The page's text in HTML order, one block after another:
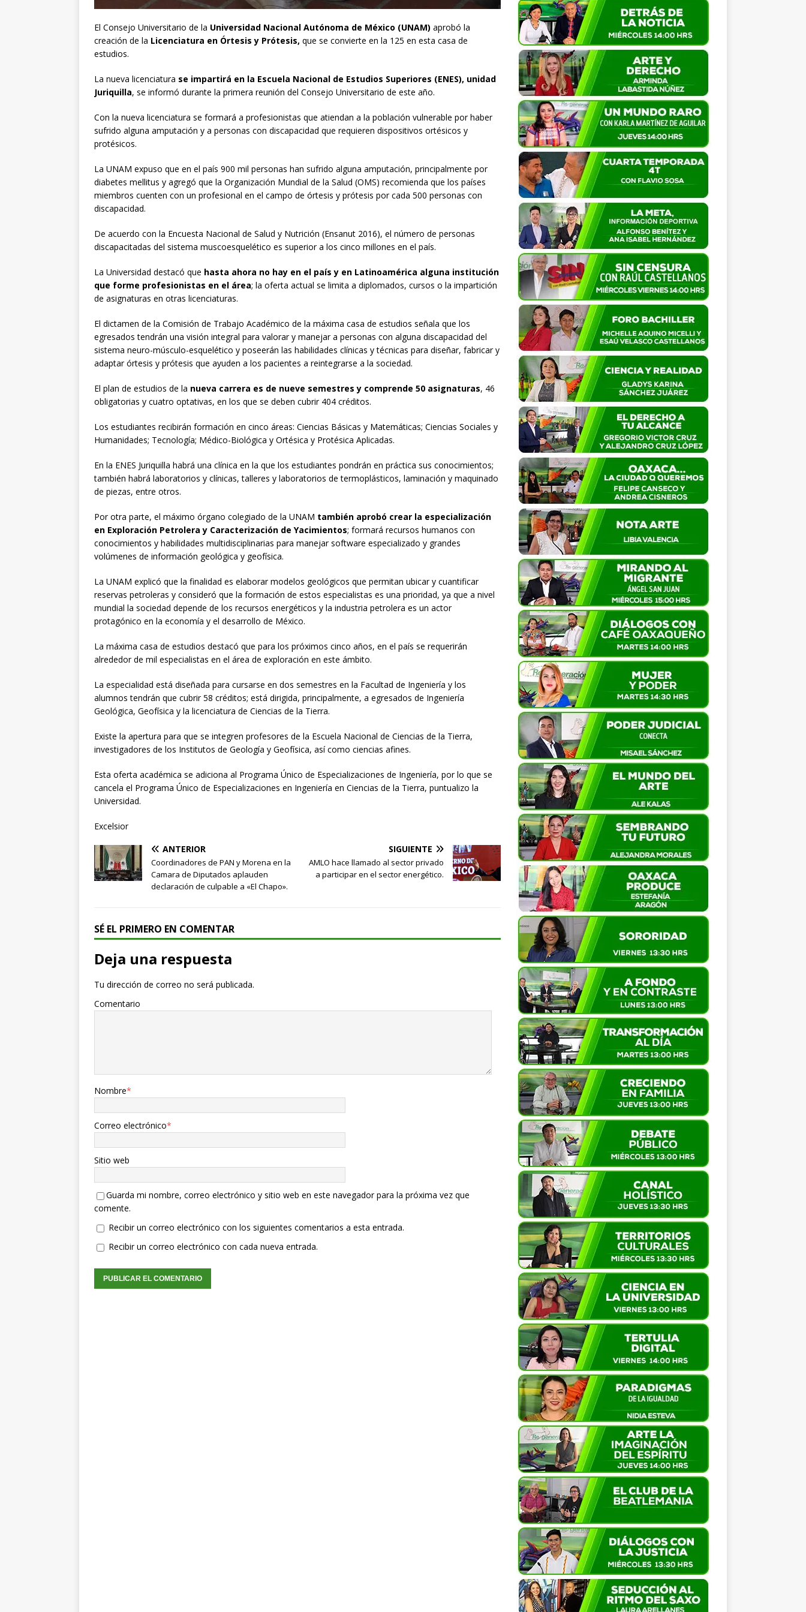
El Consejo Universitario de la Universidad Nacional Autónoma de México (UNAM) aprobó la
creación de la Licenciatura en Órtesis y Prótesis, que se convierte en la 125 en esta casa de
estudios.
La nueva licenciatura se impartirá en la Escuela Nacional de Estudios Superiores (ENES), unidad
Juriquilla, se informó durante la primera reunión del Consejo Universitario de este año.
Con la nueva licenciatura se formará a profesionistas que atiendan a la población vulnerable por haber
sufrido alguna amputación y a personas con discapacidad que requieren dispositivos ortésicos y
protésicos.
La UNAM expuso que en el país 900 mil personas han sufrido alguna amputación, principalmente por
diabetes mellitus y agregó que la Organización Mundial de la Salud (OMS) recomienda que los países
miembros cuenten con un profesional en el campo de órtesis y prótesis por cada 500 personas con
discapacidad.
De acuerdo con la Encuesta Nacional de Salud y Nutrición (Ensanut 2016), el número de personas
discapacitadas del sistema muscoesquelético es superior a los cinco millones en el país.
La Universidad destacó que hasta ahora no hay en el país y en Latinoamérica alguna institución
que forme profesionistas en el área; la oferta actual se limita a diplomados, cursos o la impartición
de asignaturas en otras licenciaturas.
El dictamen de la Comisión de Trabajo Académico de la máxima casa de estudios señala que los
egresados tendrán una visión integral para valorar y manejar a personas con alguna discapacidad del
sistema neuro-músculo-esquelético y poseerán las habilidades clínicas y técnicas para diseñar, fabricar y
adaptar órtesis y prótesis que ayuden a los pacientes a reintegrarse a la sociedad.
El plan de estudios de la nueva carrera es de nueve semestres y comprende 50 asignaturas, 46
obligatorias y cuatro optativas, en los que se deben cubrir 404 créditos.
Los estudiantes recibirán formación en cinco áreas: Ciencias Básicas y Matemáticas; Ciencias Sociales y
Humanidades; Tecnología; Médico-Biológica y Ortésica y Protésica Aplicadas.
En la ENES Juriquilla habrá una clínica en la que los estudiantes pondrán en práctica sus conocimientos;
también habrá laboratorios y clínicas, talleres y laboratorios de termoplásticos, laminación y maquinado
de piezas, entre otros.
Por otra parte, el máximo órgano colegiado de la UNAM también aprobó crear la especialización
en Exploración Petrolera y Caracterización de Yacimientos; formará recursos humanos con
conocimientos y habilidades multidisciplinarias para manejar software especializado y grandes
volúmenes de información geológica y geofísica.
La UNAM explicó que la finalidad es elaborar modelos geológicos que permitan ubicar y cuantificar
reservas petroleras y consideró que la formación de estos especialistas es una prioridad, ya que a nivel
mundial la sociedad depende de los recursos energéticos y la industria petrolera es un actor
protagónico en la economía y el desarrollo de México.
La máxima casa de estudios destacó que para los próximos cinco años, en el país se requerirán
alrededor de mil especialistas en el área de exploración en este ámbito.
La especialidad está diseñada para cursarse en dos semestres en la Facultad de Ingeniería y los
alumnos tendrán que cubrir 58 créditos; está dirigida, principalmente, a egresados de Ingeniería
Geológica, Geofísica y la licenciatura de Ciencias de la Tierra.
Existe la apertura para que se integren profesores de la Escuela Nacional de Ciencias de la Tierra,
investigadores de los Institutos de Geología y Geofísica, así como ciencias afines.
Esta oferta académica se adiciona al Programa Único de Especializaciones de Ingeniería, por lo que se
cancela el Programa Único de Especializaciones en Ingeniería en Ciencias de la Tierra, puntualizo la
Universidad.
Excelsior
ANTERIOR
Coordinadores de PAN y Morena en la
Camara de Diputados aplauden
declaración de culpable a «El Chapo».
SIGUIENTE
AMLO hace llamado al sector privado
a participar en el sector energético.
SÉ EL PRIMERO EN COMENTAR
Deja una respuesta
Tu dirección de correo no será publicada.
Comentario
Nombre*
Correo electrónico*
Sitio web
Guarda mi nombre, correo electrónico y sitio web en este navegador para la próxima vez que
comente.
Recibir un correo electrónico con los siguientes comentarios a esta entrada.
Recibir un correo electrónico con cada nueva entrada.